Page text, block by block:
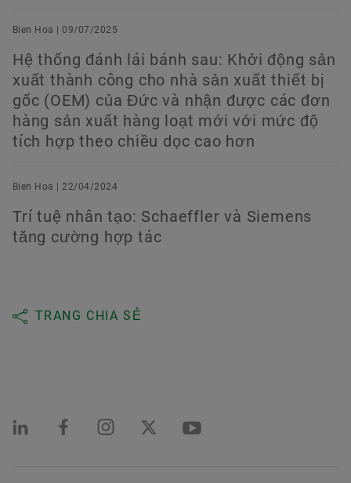
Bien Hoa | 09/07/2025
Hệ thống đánh lái bánh sau: Khởi động sản
xuất thành công cho nhà sản xuất thiết bị
gốc (OEM) của Đức và nhận được các đơn
hàng sản xuất hàng loạt mới với mức độ
tích hợp theo chiều dọc cao hơn
Bien Hoa | 22/04/2024
Trí tuệ nhân tạo: Schaeffler và Siemens
tăng cường hợp tác
TRANG CHIA SẺ